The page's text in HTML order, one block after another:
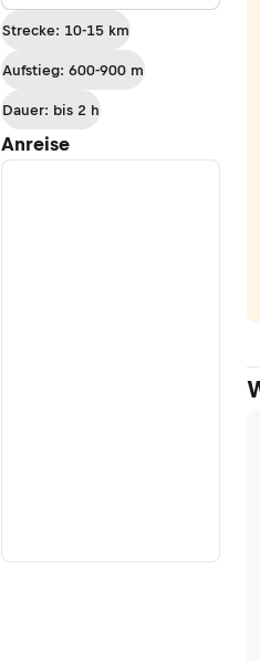
Strecke: 10-15 km
Aufstieg: 600-900 m
Dauer: bis 2 h
Anreise